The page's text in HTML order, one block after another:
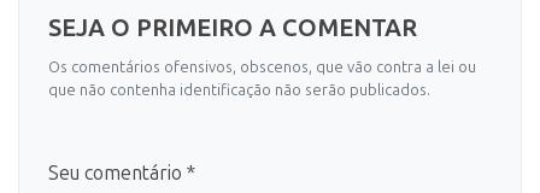
SEJA O PRIMEIRO A COMENTAR
Os comentários ofensivos, obscenos, que vão contra a lei ou
que não contenha identificação não serão publicados.
Seu comentário *